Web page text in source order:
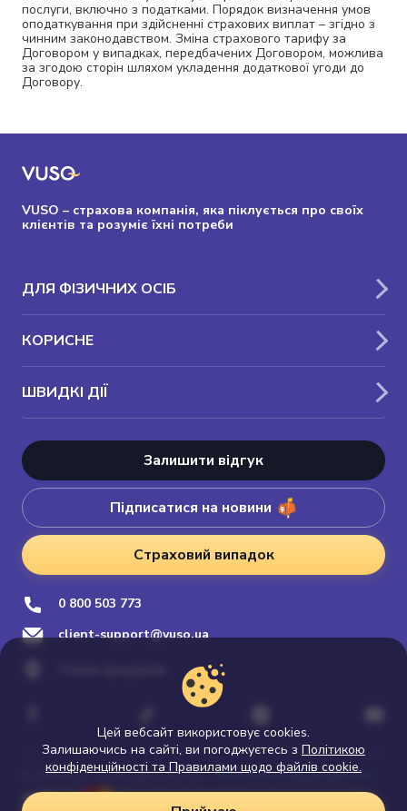
послуги, включно з податками. Порядок визначення умов
оподаткування при здійсненні страхових виплат – згідно з
чинним законодавством. Зміна страхового тарифу за
Договором у випадках, передбачених Договором, можлива
за згодою сторін шляхом укладення додаткової угоди до
Договору.
VUSO – страхова компанія, яка піклується про своїх
клієнтів та розуміє їхні потреби
ДЛЯ ФІЗИЧНИХ ОСІБ
КОРИСНЕ
ШВИДКІ ДІЇ
Залишити відгук
Підписатися на новини
Страховий випадок
0 800 503 773
client-support@vuso.ua
© 2026 Vuso.ua. All rights reserved Політика конфіденційності
Цей вебсайт використовує cookies.
Залишаючись на сайті, ви погоджуєтесь з Політикою
конфіденційності та Правилами щодо файлів cookie.